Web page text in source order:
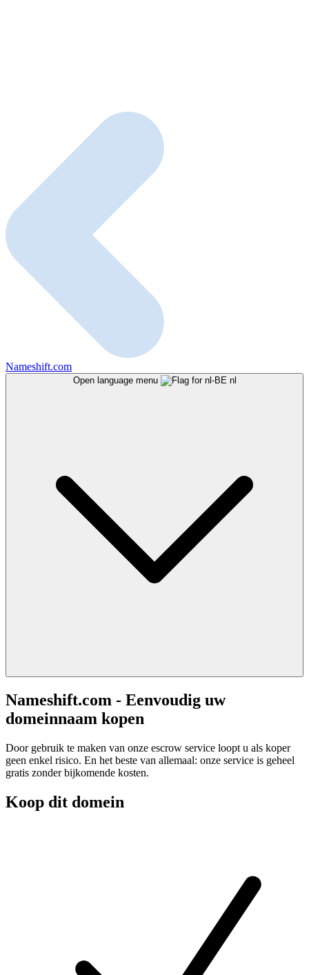
Nameshift.com
Open language menu nl
Nameshift.com - Eenvoudig uw
domeinnaam kopen
Door gebruik te maken van onze escrow service loopt u als koper
geen enkel risico. En het beste van allemaal: onze service is geheel
gratis zonder bijkomende kosten.
Koop dit domein